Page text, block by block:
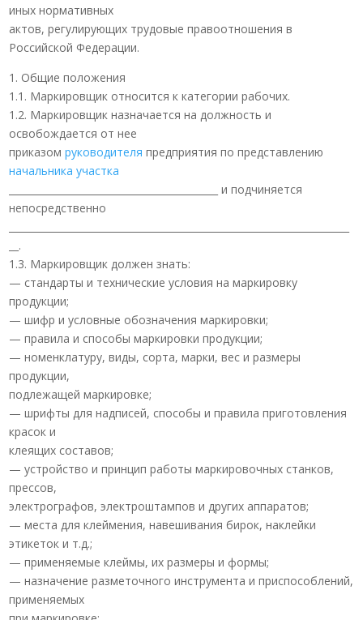
иных нормативных
актов, регулирующих трудовые правоотношения в
Российской Федерации.
1. Общие положения
1.1. Маркировщик относится к категории рабочих.
1.2. Маркировщик назначается на должность и
освобождается от нее
приказомруководителя предприятия по представлению
начальника участка
___________________________________________ и подчиняется
непосредственно
__.
1.3. Маркировщик должен знать:
— стандарты и технические условия на маркировку
продукции;
— шифр и условные обозначения маркировки;
— правила и способы маркировки продукции;
— номенклатуру, виды, сорта, марки, вес и размеры
продукции,
подлежащей маркировке;
— шрифты для надписей, способы и правила приготовления
красок и
клеящих составов;
— устройство и принцип работы маркировочных станков,
прессов,
электрографов, электроштампов и других аппаратов;
— места для клеймения, навешивания бирок, наклейки
этикеток и т.д.;
— применяемые клеймы, их размеры и формы;
— назначение разметочного инструмента и приспособлений,
применяемых